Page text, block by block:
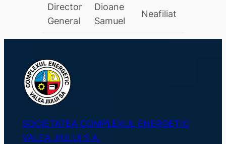
Director
General
Dioane
Samuel
Neafiliat
SOCIETATEA COMPLEXUL ENERGETIC
VALEA JIULUI S.A.